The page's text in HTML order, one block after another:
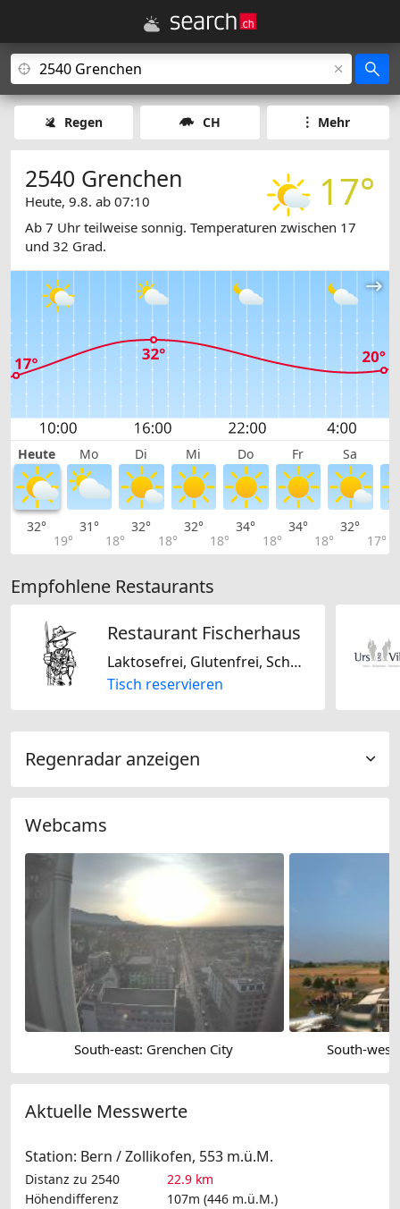
Regen CH Mehr
17°
2540 Grenchen
Heute, 9.8. ab 07:10
Ab 7 Uhr teilweise sonnig. Temperaturen zwischen 17
und 32 Grad.
Heute Mo Di Mi Do Fr Sa
32°
19°
31°
18°
32°
18°
32°
18°
34°
18°
34°
18°
32°
17°
Empfohlene Restaurants
Restaurant Fischerhaus
Laktosefrei, Glutenfrei, Schweizerisch, Regional
Tisch reservieren
Regenradar anzeigen
Webcams
South-east: Grenchen City South-
Aktuelle Messwerte
Station: Bern / Zollikofen, 553 m.ü.M.
Distanz zu 2540
22.9 km
Höhendifferenz
107m (446 m.ü.M.)